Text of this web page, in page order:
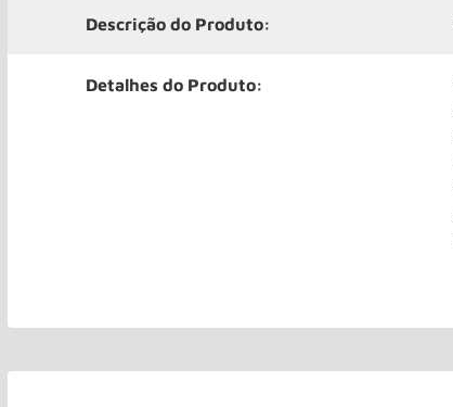
Descrição do Produto:
Detalhes do Produto: